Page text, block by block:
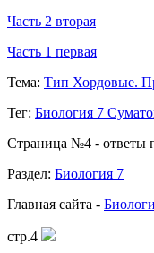
Часть 2 вторая
Часть 1 первая
Тема: Тип Хордовые.
Тег: Биология 7
Страница №4 - ответы
Раздел: Биология 7
Главная сайта -
стр.4